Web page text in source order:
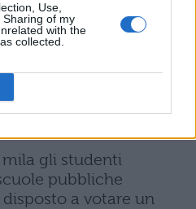
Use,
of my
with the
collected.
scuole chiuse il
di strumenti
anche degli accessori
gessetti e carta
disposto a tagliare le
finanziare una
mila gli studenti
pubbliche
disposto a votare un